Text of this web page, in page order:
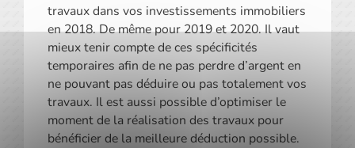
travaux dans vos investissements immobiliers
en 2018. De même pour 2019 et 2020. Il vaut
mieux tenir compte de ces spécificités
temporaires afin de ne pas perdre d’argent en
ne pouvant pas déduire ou pas totalement vos
travaux. Il est aussi possible d’optimiser le
moment de la réalisation des travaux pour
bénéficier de la meilleure déduction possible.